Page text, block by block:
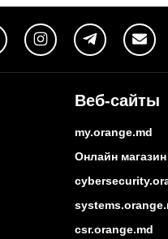
Веб-сайты
my.orange.md
Онлайн магазин
csr.orange.md